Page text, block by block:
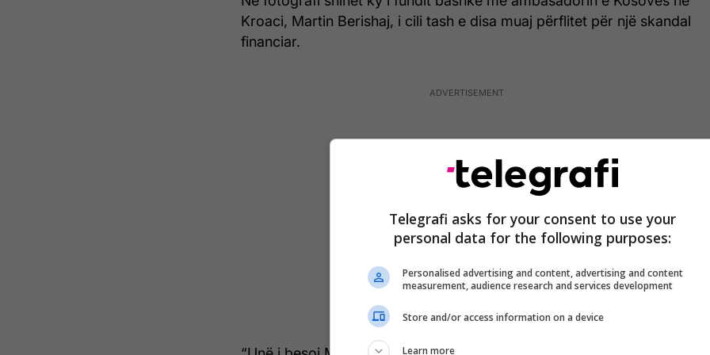
Kroaci, Martin Berishaj, i cili tash e disa muaj përflitet për një skandal
financiar.
Telegrafi asks for your consent to use your
personal data for the following purposes:
Personalised advertising and content, advertising and content
measurement, audience research and services development
Store and/or access information on a device
Learn more